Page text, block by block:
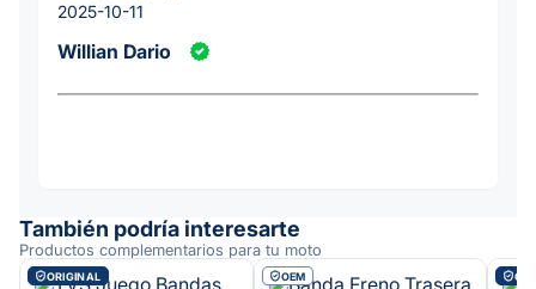
2025-10-11
Willian Dario
También podría interesarte
Productos complementarios para tu moto
ORIGINAL OEM